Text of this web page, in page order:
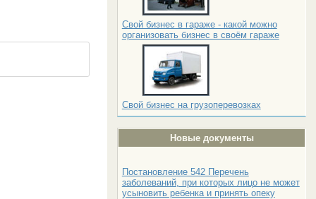
Свой бизнес в гараже - какой можно
организовать бизнес в своём гараже
Свой бизнес на грузоперевозках
Новые документы
Постановление 542 Перечень
заболеваний, при которых лицо не может
усыновить ребенка и принять опеку